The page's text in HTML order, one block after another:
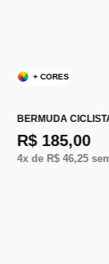
+ CORES
BERMUDA
R$ 185,00
4x de R$ 46,25